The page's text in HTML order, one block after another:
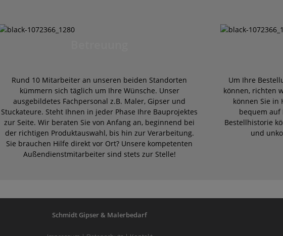
Rund 10 Mitarbeiter an unseren beiden Standorten
kümmern sich täglich um Ihre Wünsche. Unser
ausgebildetes Fachpersonal z.B. Maler, Gipser und
Stuckateure. Steht Ihnen in jeder Phase Ihre Bauprojektes
zur Seite. Wir beraten Sie von Anfang an, beginnend bei
der richtigen Produktauswahl, bis hin zur Verarbeitung.
Sie brauchen Hilfe direkt vor Ort? Unsere kompetenten
Außendienstmitarbeiter sind stets zur Stelle!
Um Ihre
können, richten
können Sie in
bequem auf
Bestellhistorie
und
Schmidt Gipser & Malerbedarf